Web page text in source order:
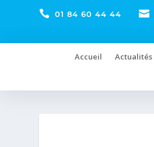
 01 84 60 44 44 
Accueil Actualités